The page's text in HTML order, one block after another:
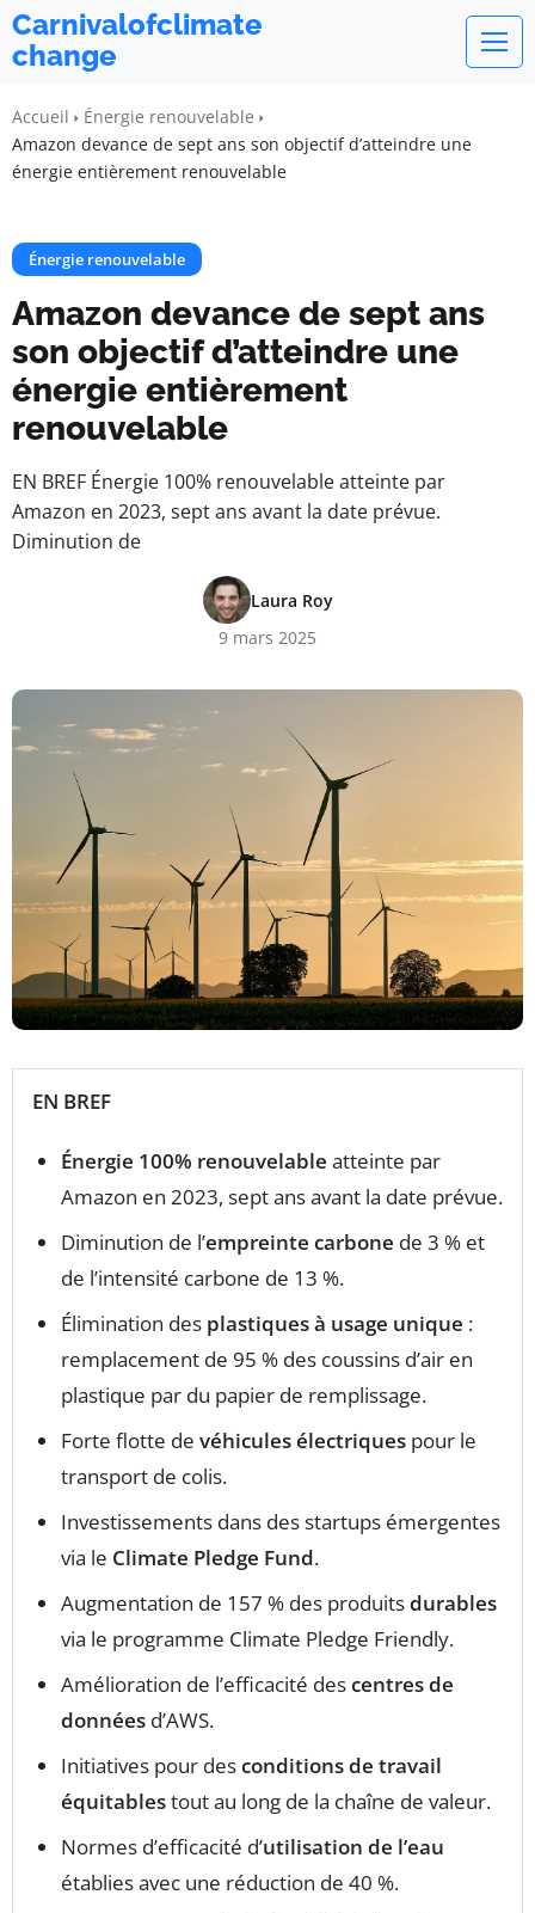
Carnivalofclimate
change
Accueil
Énergie renouvelable
Amazon devance de sept ans son objectif d’atteindre une
énergie entièrement renouvelable
Énergie renouvelable
Amazon devance de sept ans
son objectif d’atteindre une
énergie entièrement
renouvelable
EN BREF Énergie 100% renouvelable atteinte par
Amazon en 2023, sept ans avant la date prévue.
Diminution de
Laura Roy
9 mars 2025
EN BREF
Énergie 100% renouvelable atteinte par
Amazon en 2023, sept ans avant la date prévue.
Diminution de l’empreinte carbone de 3 % et
de l’intensité carbone de 13 %.
Élimination des plastiques à usage unique :
remplacement de 95 % des coussins d’air en
plastique par du papier de remplissage.
Forte flotte de véhicules électriques pour le
transport de colis.
Investissements dans des startups émergentes
via le Climate Pledge Fund.
Augmentation de 157 % des produitsdurables
via le programme Climate Pledge Friendly.
Amélioration de l’efficacité descentres de
données d’AWS.
Initiatives pour desconditions de travail
équitablestout au long de la chaîne de valeur.
Normes d’efficacité d’utilisation de l’eau
établies avec une réduction de 40 %.